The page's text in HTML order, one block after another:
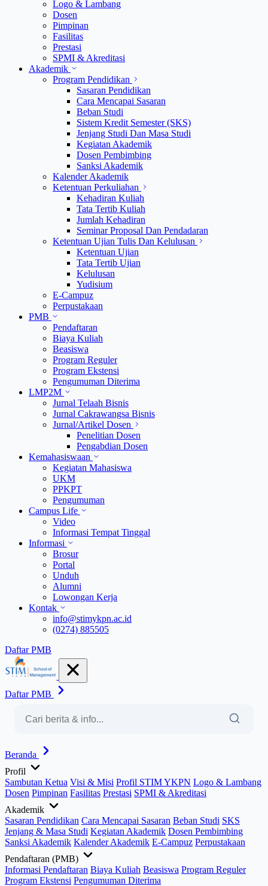
Logo & Lambang
Dosen
Pimpinan
Fasilitas
Prestasi
SPMI & Akreditasi
Akademik
Program Pendidikan
Sasaran Pendidikan
Cara Mencapai Sasaran
Beban Studi
Sistem Kredit Semester (SKS)
Jenjang Studi Dan Masa Studi
Kegiatan Akademik
Dosen Pembimbing
Sanksi Akademik
Kalender Akademik
Ketentuan Perkuliahan
Kehadiran Kuliah
Tata Tertib Kuliah
Jumlah Kehadiran
Seminar Proposal Dan Pendadaran
Ketentuan Ujian Tulis Dan Kelulusan
Ketentuan Ujian
Tata Tertib Ujian
Kelulusan
Yudisium
E-Campuz
Perpustakaan
PMB
Pendaftaran
Biaya Kuliah
Beasiswa
Program Reguler
Program Ekstensi
Pengumuman Diterima
LMP2M
Jurnal Telaah Bisnis
Jurnal Cakrawangsa Bisnis
Jurnal/Artikel Dosen
Penelitian Dosen
Pengabdian Dosen
Kemahasiswaan
Kegiatan Mahasiswa
UKM
PPKPT
Pengumuman
Campus Life
Video
Informasi Tempat Tinggal
Informasi
Brosur
Portal
Unduh
Alumni
Lowongan Kerja
Kontak
info@stimykpn.ac.id
(0274) 885505
Daftar PMB
Daftar PMB
Beranda
Profil
Sambutan Ketua Visi & Misi Profil STIM YKPN Logo & Lambang
Dosen Pimpinan Fasilitas Prestasi SPMI & Akreditasi
Akademik
Sasaran Pendidikan Cara Mencapai Sasaran Beban Studi SKS
Jenjang & Masa Studi Kegiatan Akademik Dosen Pembimbing
Sanksi Akademik Kalender Akademik E-Campuz Perpustakaan
Pendaftaran (PMB)
Informasi Pendaftaran Biaya Kuliah Beasiswa Program Reguler
Program Ekstensi Pengumuman Diterima